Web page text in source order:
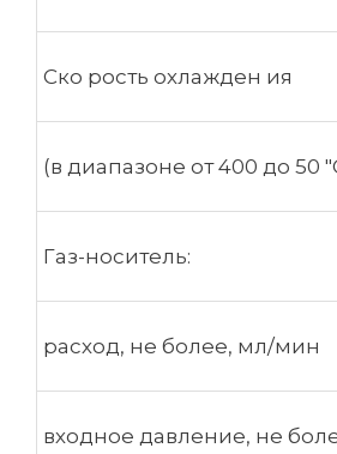
Ско рость охлажден ия
(в диапазоне от 400 до 50
Газ-носитель:
расход, не более, мл/мин
входное давление, не